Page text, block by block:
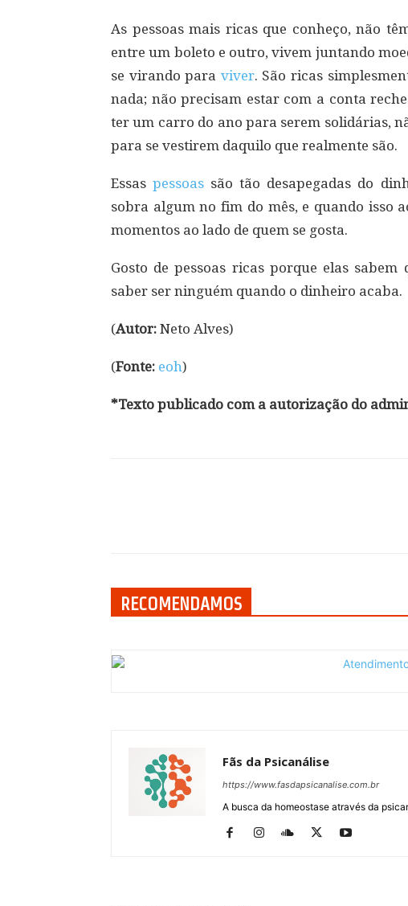
As pessoas mais ricas que conheço, não
entre um boleto e outro, vivem juntando
se virando para viver. São ricas
nada; não precisam estar com a conta
ter um carro do ano para serem solidárias,
para se vestirem daquilo que realmente são.
Essaspessoas são tão desapegadas do
sobra algum no fim do mês, e quando isso
momentos ao lado de quem se gosta.
Gosto de pessoas ricas porque elas
saber ser ninguém quando o dinheiro acaba.
(Autor: Neto Alves)
(Fonte: eoh)
*Texto publicado com a autorização do
RECOMENDAMOS
Fãs da Psicanálise
https://www.fasdapsicanalise.com.br
A busca da homeostase através da